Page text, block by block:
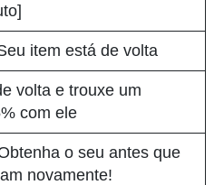
item está de volta
volta e trouxe um
com ele
o seu antes que
novamente!